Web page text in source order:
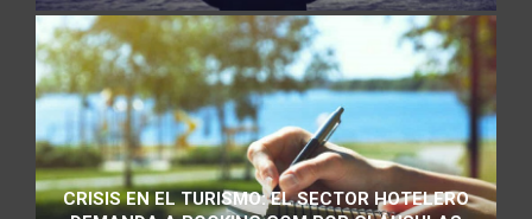
CRISIS EN EL TURISMO: EL SECTOR HOTELERO